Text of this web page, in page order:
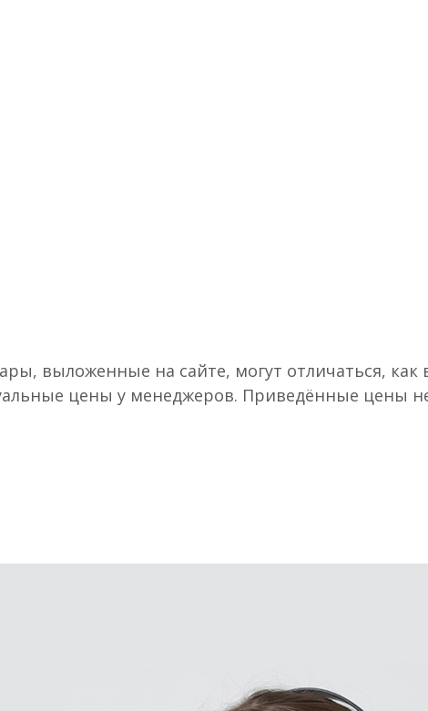
выложенные на сайте, могут отличаться,
цены у менеджеров. Приведённые цены